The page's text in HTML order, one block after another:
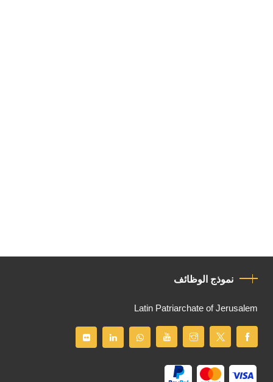
نموذج الوظائف
Latin Patriarchate of Jerusalem